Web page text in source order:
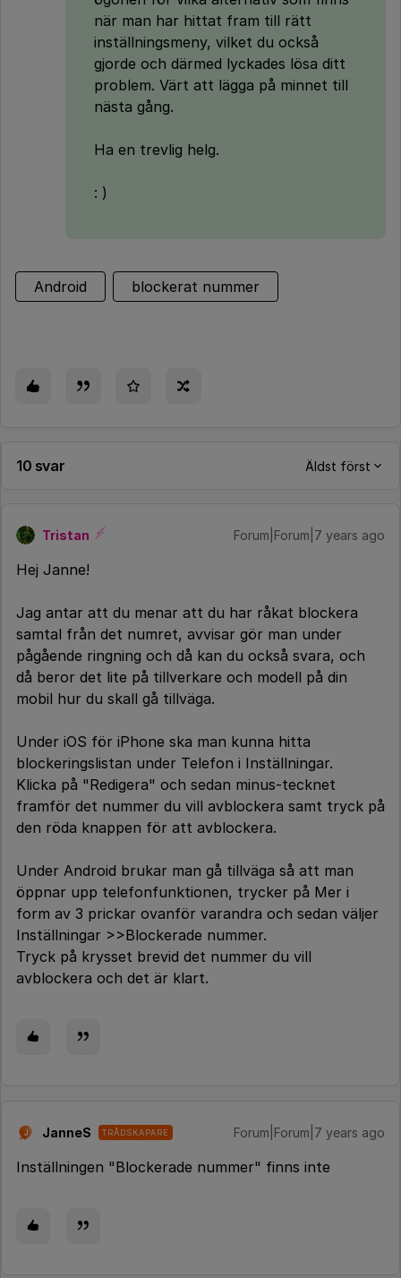
när man har hittat fram till rätt
inställningsmeny, vilket du också
gjorde och därmed lyckades lösa ditt
problem. Värt att lägga på minnet till
nästa gång.
Ha en trevlig helg.
: )
Android blockerat nummer
10 svar Äldst först
Tristan Forum|Forum|7 years ago
Hej Janne!
Jag antar att du menar att du har råkat blockera
samtal från det numret, avvisar gör man under
pågående ringning och då kan du också svara, och
då beror det lite på tillverkare och modell på din
mobil hur du skall gå tillväga.
Under iOS för iPhone ska man kunna hitta
blockeringslistan under Telefon i Inställningar.
Klicka på "Redigera" och sedan minus-tecknet
framför det nummer du vill avblockera samt tryck på
den röda knappen för att avblockera.
Under Android brukar man gå tillväga så att man
öppnar upp telefonfunktionen, trycker på Mer i
form av 3 prickar ovanför varandra och sedan väljer
Inställningar >>Blockerade nummer.
Tryck på krysset brevid det nummer du vill
avblockera och det är klart.
J JanneS TRÅDSKAPARE Forum|Forum|7 years ago
Inställningen "Blockerade nummer" finns inte